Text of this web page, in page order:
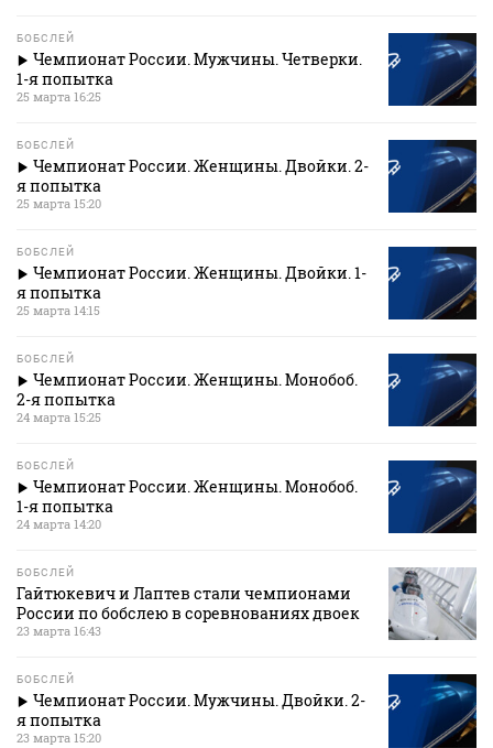
БОБСЛЕЙ
Чемпионат России. Мужчины. Четверки.
1-я попытка
25 марта 16:25
БОБСЛЕЙ
Чемпионат России. Женщины. Двойки. 2-
я попытка
25 марта 15:20
БОБСЛЕЙ
Чемпионат России. Женщины. Двойки. 1-
я попытка
25 марта 14:15
БОБСЛЕЙ
Чемпионат России. Женщины. Монобоб.
2-я попытка
24 марта 15:25
БОБСЛЕЙ
Чемпионат России. Женщины. Монобоб.
1-я попытка
24 марта 14:20
БОБСЛЕЙ
Гайтюкевич и Лаптев стали чемпионами
России по бобслею в соревнованиях двоек
23 марта 16:43
БОБСЛЕЙ
Чемпионат России. Мужчины. Двойки. 2-
я попытка
23 марта 15:20